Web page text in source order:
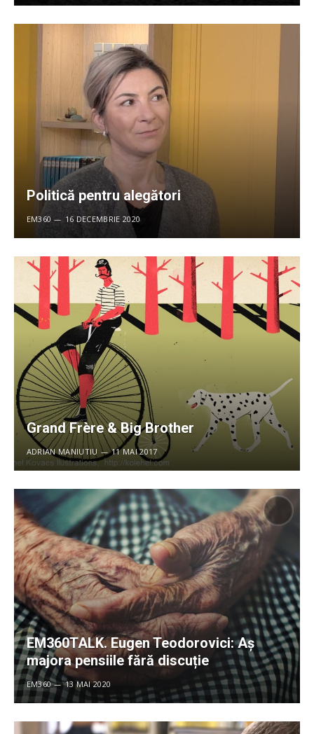
Politică pentru alegători
EM360 16 DECEMBRIE 2020
Grand Frère & Big Brother
ADRIAN MANIUTIU 11 MAI 2017
EM360TALK. Eugen Teodorovici: Aș
majora pensiile fără discuție
EM360 13 MAI 2020